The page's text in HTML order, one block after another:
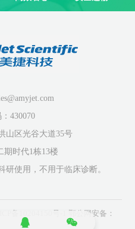
430070
山区光谷大道35号
期时代1栋13楼
使用，不用于临床诊断。
备10204150号-1
鄂公网安备：